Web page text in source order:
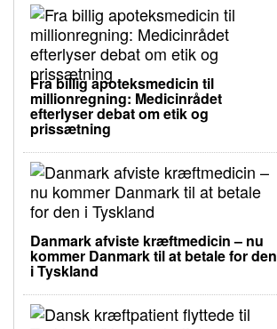
Fra billig apoteksmedicin til
millionregning: Medicinrådet
efterlyser debat om etik og
prissætning
Danmark afviste kræftmedicin – nu
kommer Danmark til at betale for den
i Tyskland